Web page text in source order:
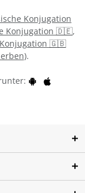
Konjugation
Konjugation 🇩🇪,
Konjugation 🇬🇧
).